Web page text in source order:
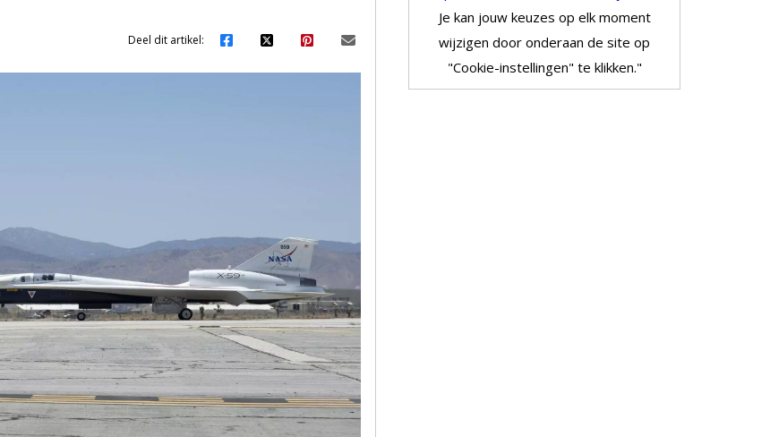
Deel dit artikel:
Je kan jouw keuzes op elk moment
wijzigen door onderaan de site op
"Cookie-instellingen" te klikken."